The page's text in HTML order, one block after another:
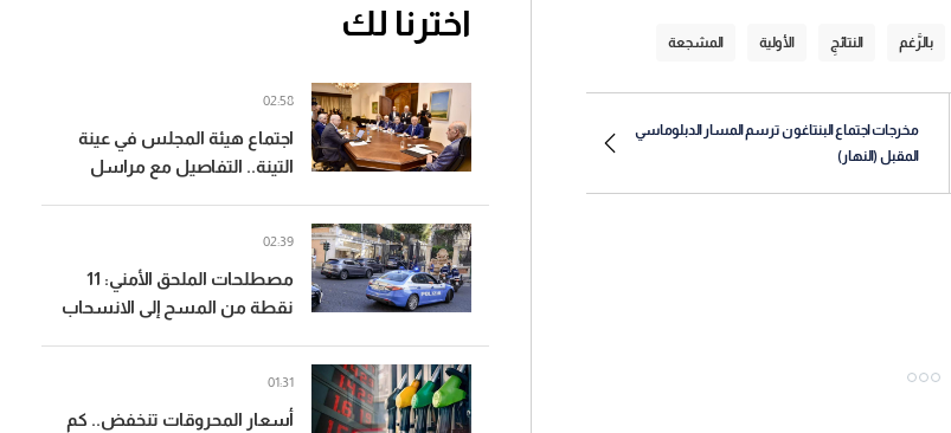
بالرَّغم النتائجِ الأولية المشجعة
مخرجات اجتماع البنتاغون ترسم المسار الدبلوماسي
المقبل (النهار)
اخترنا لك
اجتماع هيئة المجلس في عينة
التينة.. التفاصيل مع مراسل
02:58
مصطلحات الملحق الأمني: 11
نقطة من المسح إلى الانسحاب
02:39
أسعار المحروقات تنخفض.. كم
01:31